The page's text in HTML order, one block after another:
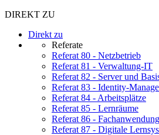
DIREKT ZU
Direkt zu
Referate
Referat 80 - Netzbetrieb
Referat 81 - Verwaltung-IT
Referat 82 - Server und
Referat 83 - Identity-
Referat 84 - Arbeitsplätze
Referat 85 - Lernräume
Referat 86 -
Referat 87 - Digitale